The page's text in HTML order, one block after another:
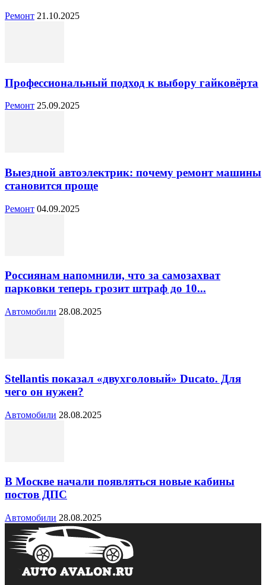
Ремонт 21.10.2025
Профессиональный подход к выбору гайковёрта
Ремонт 25.09.2025
Выездной автоэлектрик: почему ремонт машины
становится проще
Ремонт 04.09.2025
Россиянам напомнили, что за самозахват
парковки теперь грозит штраф до 10...
Автомобили 28.08.2025
Stellantis показал «двухголовый» Ducato. Для
чего он нужен?
Автомобили 28.08.2025
В Москве начали появляться новые кабины
постов ДПС
Автомобили 28.08.2025